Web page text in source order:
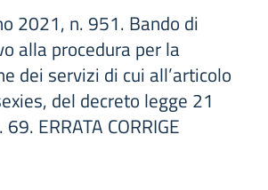
2021, n. 951. Bando di
alla procedura per la
dei servizi di cui all’articolo
del decreto legge 21
ERRATA CORRIGE